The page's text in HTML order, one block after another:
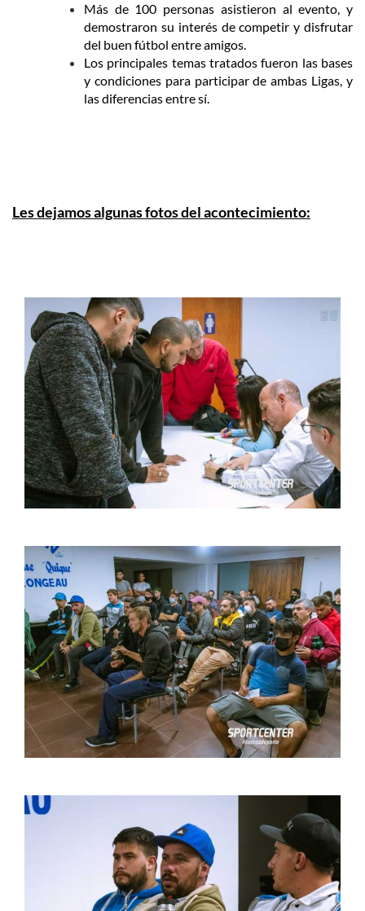
Más de 100 personas asistieron al evento, y
demostraron su interés de competir y disfrutar
del buen fútbol entre amigos.
Los principales temas tratados fueron las bases
y condiciones para participar de ambas Ligas, y
las diferencias entre sí.
Les dejamos algunas fotos del acontecimiento: